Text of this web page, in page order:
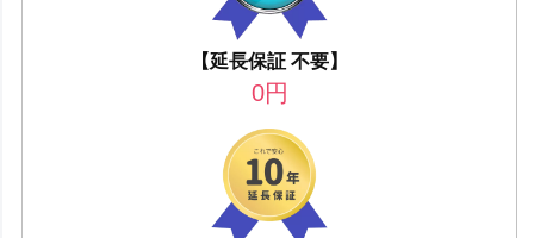
【延長保証 不要】
0円